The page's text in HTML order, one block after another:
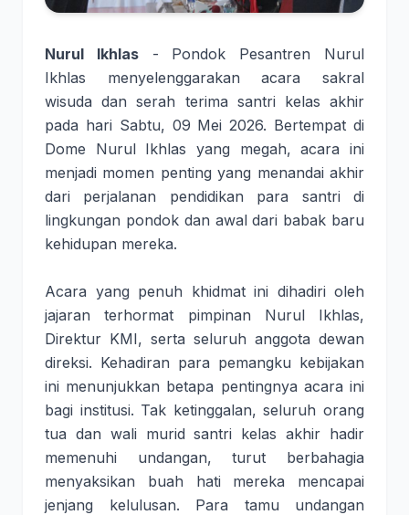
Nurul Ikhlas- Pondok Pesantren Nurul
Ikhlas menyelenggarakan acara sakral
wisuda dan serah terima santri kelas akhir
pada hari Sabtu, 09 Mei 2026. Bertempat di
Dome Nurul Ikhlas yang megah, acara ini
menjadi momen penting yang menandai akhir
dari perjalanan pendidikan para santri di
lingkungan pondok dan awal dari babak baru
kehidupan mereka.
Acara yang penuh khidmat ini dihadiri oleh
jajaran terhormat pimpinan Nurul Ikhlas,
Direktur KMI, serta seluruh anggota dewan
direksi. Kehadiran para pemangku kebijakan
ini menunjukkan betapa pentingnya acara ini
bagi institusi. Tak ketinggalan, seluruh orang
tua dan wali murid santri kelas akhir hadir
memenuhi undangan, turut berbahagia
menyaksikan buah hati mereka mencapai
jenjang kelulusan. Para tamu undangan